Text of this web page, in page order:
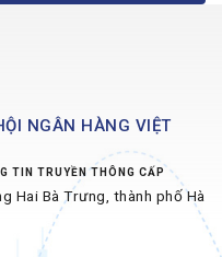
NGÂN HÀNG VIỆT
TIN TRUYỀN THÔNG CẤP
Hai Bà Trưng, thành phố Hà